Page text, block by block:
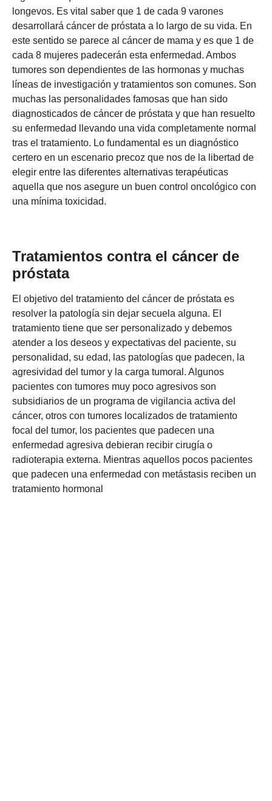
longevos. Es vital saber que 1 de cada 9 varones
desarrollará cáncer de próstata a lo largo de su vida. En
este sentido se parece al cáncer de mama y es que 1 de
cada 8 mujeres padecerán esta enfermedad. Ambos
tumores son dependientes de las hormonas y muchas
líneas de investigación y tratamientos son comunes. Son
muchas las personalidades famosas que han sido
diagnosticados de cáncer de próstata y que han resuelto
su enfermedad llevando una vida completamente normal
tras el tratamiento. Lo fundamental es un diagnóstico
certero en un escenario precoz que nos de la libertad de
elegir entre las diferentes alternativas terapéuticas
aquella que nos asegure un buen control oncológico con
una mínima toxicidad.
Tratamientos contra el cáncer de
próstata
El objetivo del tratamiento del cáncer de próstata es
resolver la patología sin dejar secuela alguna. El
tratamiento tiene que ser personalizado y debemos
atender a los deseos y expectativas del paciente, su
personalidad, su edad, las patologías que padecen, la
agresividad del tumor y la carga tumoral. Algunos
pacientes con tumores muy poco agresivos son
subsidiarios de un programa de vigilancia activa del
cáncer, otros con tumores localizados de tratamiento
focal del tumor, los pacientes que padecen una
enfermedad agresiva debieran recibir cirugía o
radioterapia externa. Mientras aquellos pocos pacientes
que padecen una enfermedad con metástasis reciben un
tratamiento hormonal